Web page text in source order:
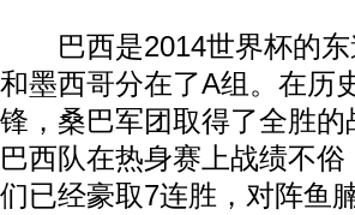
巴西是2014世界杯的东
和墨西哥分在了A组。在历
锋，桑巴军团取得了全胜
巴西队在热身赛上战绩不
们已经豪取7连胜，对阵鱼